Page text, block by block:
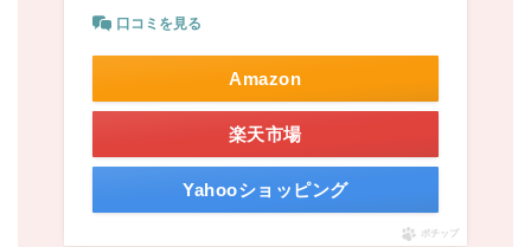
口コミを見る
Amazon
楽天市場
Yahooショッピング
ポチップ